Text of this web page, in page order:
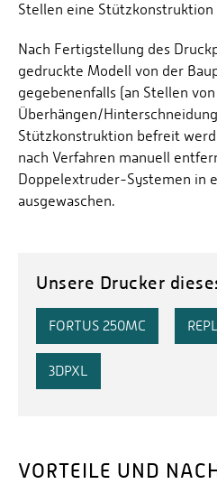
Stellen eine
Nach Fertigstellung des
gedruckte Modell von der
gegebenenfalls (an Stellen von
Überhängen/
Stützkonstruktion befreit
nach Verfahren manuell
Doppelextruder-Systemen in
ausgewaschen.
Unsere Drucker
FORTUS 250MC
3DPXL
VORTEILE UND